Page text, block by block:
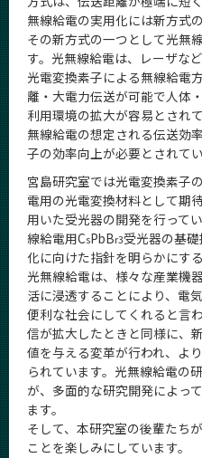
無線給電の実用化には新方式
その新方式の一つとして光無
す。光無線給電は、レーザな
光電変換素子による無線給電
離・大電力伝送が可能で人体
利用環境の拡大が容易とされ
無線給電の想定される伝送効
子の効率向上が必要とされてい
宮島研究室では光電変換素子
電用の光電変換材料として期
用いた受光器の開発を行って
線給電用CsPbBr3受光器の基
化に向けた指針を明らかにす
光無線給電は、様々な産業機
活に浸透することにより、電
便利な社会にしてくれると言
信が拡大したときと同様に、
値を与える変革が行われ、よ
られています。光無線給電の
が、多面的な研究開発によっ
ます。
そして、本研究室の後輩たち
ことを楽しみにしています。